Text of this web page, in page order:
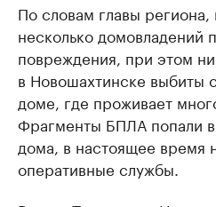
По словам главы региона,
несколько домовладений
повреждения, при этом
в Новошахтинске выбиты
доме, где проживает
Фрагменты БПЛА попали
дома, в настоящее время
оперативные службы.